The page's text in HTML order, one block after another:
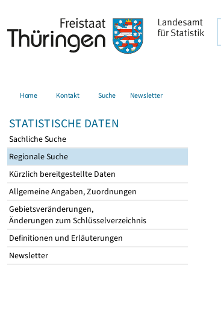
Home Kontakt Suche Newsletter
STATISTISCHE DATEN
Sachliche Suche
Regionale Suche
Kürzlich bereitgestellte Daten
Allgemeine Angaben, Zuordnungen
Gebietsveränderungen,
Änderungen zum Schlüsselverzeichnis
Definitionen und Erläuterungen
Newsletter